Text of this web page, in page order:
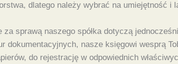
dlatego należy wybrać na umiejętność i
za sprawą naszego spółka dotyczą
dokumentacyjnych, nasze księgowi wesprą
do rejestrację w odpowiednich